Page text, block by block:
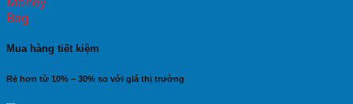
Mua hàng tiết kiệm
Rẻ hơn từ 10% – 30% so với giá thị trường